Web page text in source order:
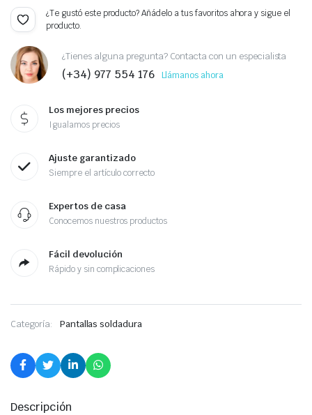
¿Te gustó este producto? Añádelo a tus favoritos ahora y sigue el
producto.
¿Tienes alguna pregunta? Contacta con un especialista
(+34) 977 554 176 Llámanos ahora
Los mejores precios
Igualamos precios
Ajuste garantizado
Siempre el artículo correcto
Expertos de casa
Conocemos nuestros productos
Fácil devolución
Rápido y sin complicaciones
Categoría: Pantallas soldadura
Descripción